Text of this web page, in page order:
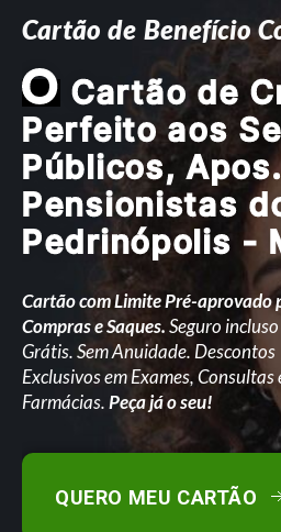
Cartão de Benefício
O Cartão de
Perfeito aos
Públicos,
Pensionistas
Pedrinópolis -
Cartão com Limite Pré-aprovado
Compras e Saques.Seguro incluso
Grátis. Sem Anuidade. Descontos
Exclusivos em Exames, Consultas
Farmácias.Peça já o seu!
QUERO MEU CARTÃO